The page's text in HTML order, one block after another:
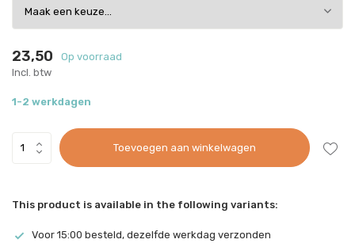
23,50
Op voorraad
Incl. btw
1-2 werkdagen
Toevoegen aan winkelwagen
This product is available in the following variants:
Voor 15:00 besteld, dezelfde werkdag verzonden